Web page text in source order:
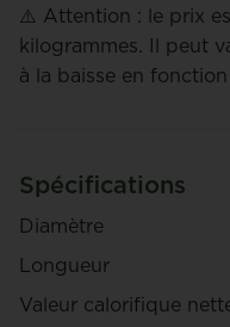
⚠️ Attention : le prix
kilogrammes. Il peut
à la baisse en
Spécifications
Diamètre
Longueur
Valeur calorifique